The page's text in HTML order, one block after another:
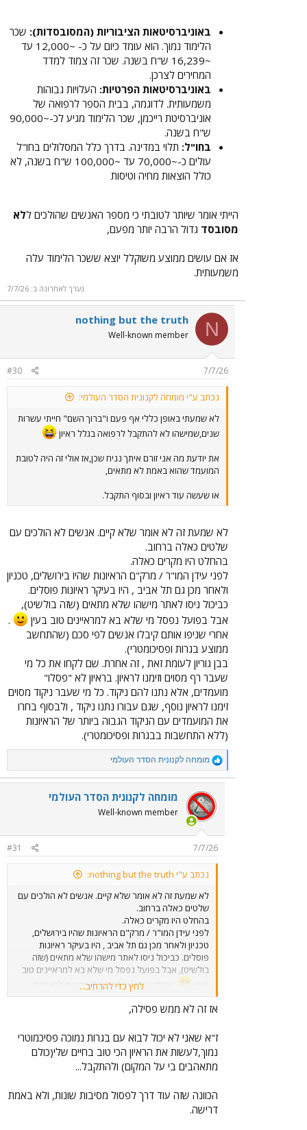
באוניברסיטאות הציבוריות (המסובסדות): שכר
הלימוד נמוך. הוא עומד כיום על כ- ~12,000 עד
~16,239 ש"ח בשנה. שכר זה צמוד למדד
המחירים לצרכן.
באוניברסיטאות הפרטיות: העלויות גבוהות
משמעותית. לדוגמה, בבית הספר לרפואה של
אוניברסיטת רייכמן, שכר הלימוד מגיע לכ-~90,000
ש"ח בשנה.
בחו"ל: תלוי במדינה. בדרך כלל המסלולים בחו"ל
עולים כ-~70,000 עד ~100,000 ש"ח בשנה, לא
כולל הוצאות מחיה וטיסות
הייתי אומר שיותר לטובתי כי מספר האנשים שהולכים ללא
מסובסד גדול הרבה יותר מפעם,
אז אם עושים ממוצע משוקלל יוצא ששכר הלימוד עלה
משמעותית.
נערך לאחרונה ב: 7/7/26
N
nothing but the truth
Well-known member
7/7/26
#30
נכתב ע"י מומחה לקנונית הסדר העולמי:
לא שמעתי באופן כללי אף פעם ו"ברוך השם" חייתי עשרות
שנים,שמישהו לא להתקבל לרפואה בגלל ראיון
את יודעת מה אני זורם איתך נניח שכן,אז אולי זה היה לטובת
המועמד שהוא באמת לא מתאים,
או שעשה עוד ראיון ובסוף התקבל.
לא שמעת זה לא אומר שלא קיים. אנשים לא הולכים עם
שלטים כאלה ברחוב.
בהחלט היו מקרים כאלה.
לפני עידן המו"ר / מרק"ם הראיונות שהיו בירושלים, טכניון
ולאחר מכן גם תל אביב , היו בעיקר ראיונות פוסלים.
כביכול ניסו לאתר מישהו שלא מתאים (שזה בולשיט),
אבל בפועל נפסל מי שלא בא למראיינים טוב בעין
.
אחרי שניפו אותם קיבלו אנשים לפי סכם (שהתחשב
ממוצע בגרות ופסיכומטרי).
בבן גוריון לעומת זאת , זה אחרת. שם לקחו את כל מי
שעבר רף מסוים וזימנו לראיון. בראיון לא "פסלו"
מועמדים, אלא נתנו להם ניקוד. כל מי שעבר ניקוד מסוים
זימנו לראיון נוסף, שגם עבורו נתנו ניקוד , ולבסוף בחרו
את המועמדים עם הניקוד הגבוה ביותר של הראיונות
(ללא התחשבות בבגרות ופסיכומטרי).
R
e
a
c
t
i
n
s
מומחה לקנונית הסדר העולמי
מומחה לקנונית הסדר העולמי
Well-known member
7/7/26
#31
נכתב ע"י nothing but the truth:
לא שמעת זה לא אומר שלא קיים. אנשים לא הולכים עם
שלטים כאלה ברחוב.
בהחלט היו מקרים כאלה.
לפני עידן המו"ר / מרק"ם הראיונות שהיו בירושלים,
טכניון ולאחר מכן גם תל אביב , היו בעיקר ראיונות
פוסלים. כביכול ניסו לאתר מישהו שלא מתאים (שזה
בולשיט), אבל בפועל נפסל מי שלא בא למראיינים טוב
. אחרי שניפו אותם קיבלו אנשים לפי סכם
בבן גוריון לעומת זאת , זה אחרת. שם לקחו את כל מי
מועמדים, אלא נתנו להם ניקוד. כל מי שעבר ניקוד
מסוים זימנו לראיון נוסף, שגם עבורו נתנו ניקוד , ולבסוף
בחרו את המועמדים עם הניקוד הגבוה ביותר של
הראיונות (ללא התחשבות בבגרות ופסיכומטרי).
לחץ כדי להרחיב...
אז זה לא ממש פסילה,
ז"א שאני לא יכול לבוא עם בגרות נמוכה פסיכמוטרי
נמוך,לעשות את הראיון הכי טוב בחיים שלי(כולם
מתאהבים בי על המקום) ולהתקבל...
הכוונה שזה עוד דרך לפסול מסיבות שונות, ולא באמת
דרישה.